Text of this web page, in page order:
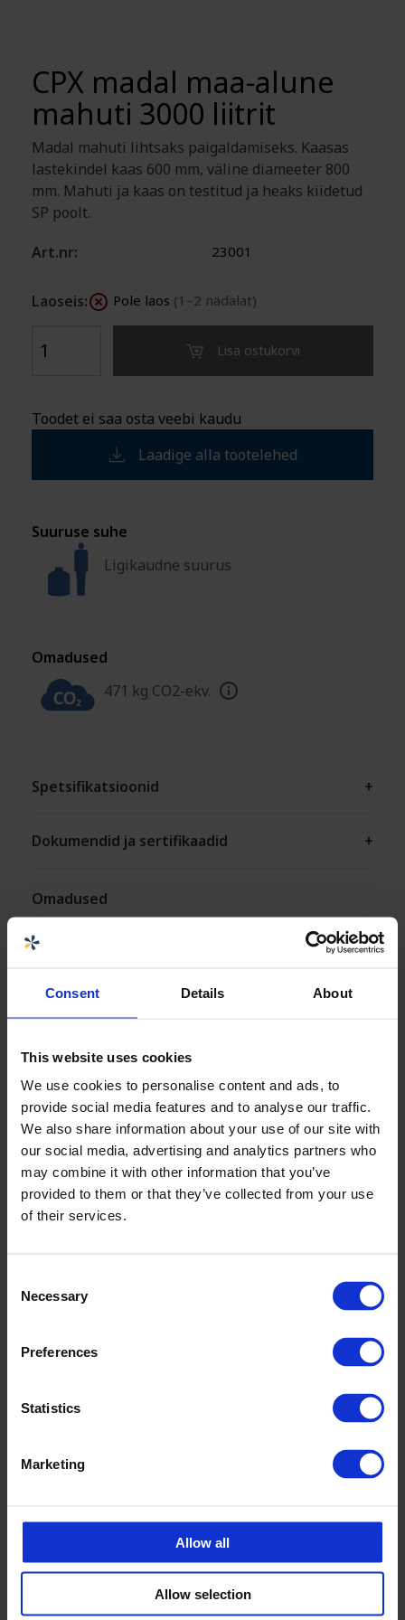
Consent Details About
This website uses cookies
We use cookies to personalise content and ads, to
provide social media features and to analyse our traffic.
We also share information about your use of our site with
our social media, advertising and analytics partners who
may combine it with other information that you’ve
provided to them or that they’ve collected from your use
of their services.
Selection
Necessary
Preferences
Statistics
Marketing
Allow all
Allow selection
Suuruse suhe
Ligikaudne suurus
Omadused
471 kg CO2-ekv.
Spetsifikatsioonid +
Dokumendid ja sertifikaadid +
Omadused
Kohaldatavad tooted Taaskasutatav
Lai temperatuurivahemik Kemikaalidele vastupidav
Lekkekindel Logistika lahendused
CPX madal maa-alune
mahuti 3000 liitrit
Madal mahuti lihtsaks paigaldamiseks. Kaasas
lastekindel kaas 600 mm, väline diameeter 800
mm. Mahuti ja kaas on testitud ja heaks kiidetud
SP poolt.
Art.nr:
23001
Laoseis: Pole laos (1–2 nädalat)
Lisa ostukorvi
Toodet ei saa osta veebi kaudu
Laadige alla tootelehed